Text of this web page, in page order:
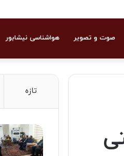
صوت و تصویر هواشناسی نیشابور
تازه